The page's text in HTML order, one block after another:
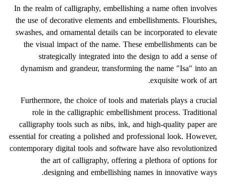
In the realm of calligraphy, embellishing a name often involves
the use of decorative elements and embellishments. Flourishes,
swashes, and ornamental details can be incorporated to elevate
the visual impact of the name. These embellishments can be
strategically integrated into the design to add a sense of
dynamism and grandeur, transforming the name "Isa" into an
exquisite work of art.
Furthermore, the choice of tools and materials plays a crucial
role in the calligraphic embellishment process. Traditional
calligraphy tools such as nibs, ink, and high-quality paper are
essential for creating a polished and professional look. However,
contemporary digital tools and software have also revolutionized
the art of calligraphy, offering a plethora of options for
designing and embellishing names in innovative ways.